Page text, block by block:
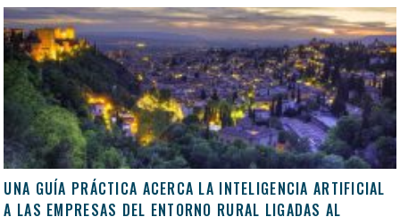
UNA GUÍA PRÁCTICA ACERCA LA INTELIGENCIA ARTIFICIAL
A LAS EMPRESAS DEL ENTORNO RURAL LIGADAS AL